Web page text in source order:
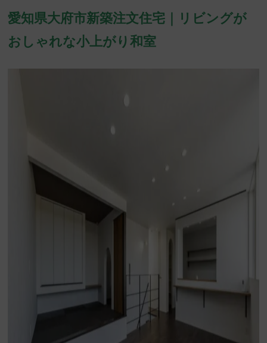
愛知県大府市新築注文住宅｜リビングが
おしゃれな小上がり和室